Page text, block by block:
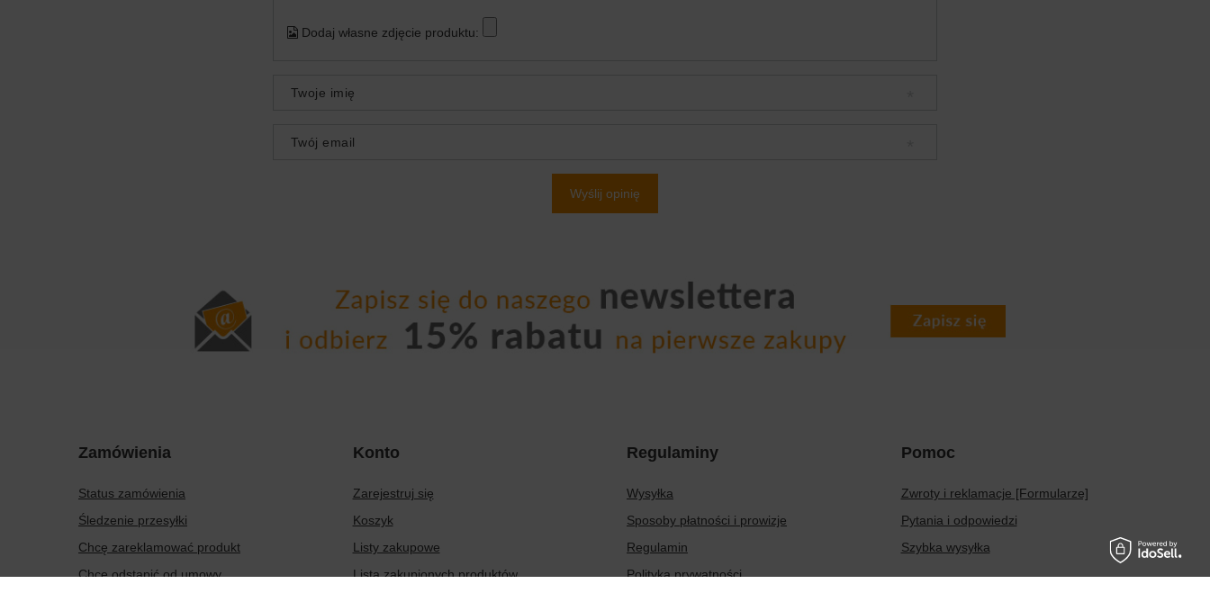
Dodaj własne zdjęcie produktu:
Twoje imię
Twój email
Wyślij opinię
Zamówienia
Status zamówienia
Śledzenie przesyłki
Chcę zareklamować produkt
Chcę odstąpić od umowy
Konto
Zarejestruj się
Koszyk
Listy zakupowe
Lista zakupionych produktów
Regulaminy
Wysyłka
Sposoby płatności i prowizje
Regulamin
Polityka prywatności
Pomoc
Zwroty i reklamacje [Formularze]
Pytania i odpowiedzi
Szybka wysyłka